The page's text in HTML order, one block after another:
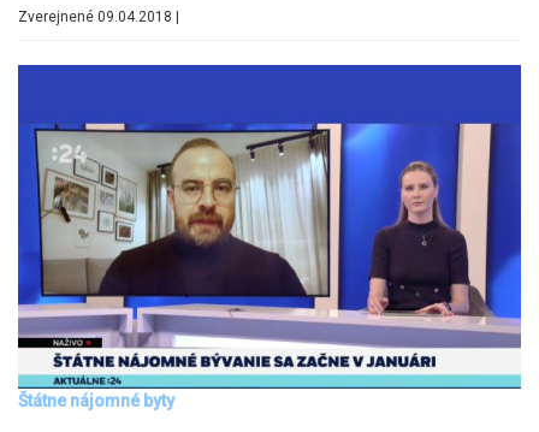
Zverejnené 09.04.2018 |
Štátne nájomné byty